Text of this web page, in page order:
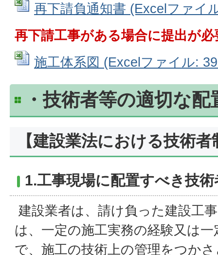
再下請負通知書 (Excelファイ
再下請工事がある場合に提出が
施工体系図 (Excelファイル:
・技術者等の適切な
【建設業法における技術者
1.工事現場に配置すべき技術
建設業者は、請け負った建設工
は、一定の施工実務の経験又は
で、施工の技術上の管理をつか